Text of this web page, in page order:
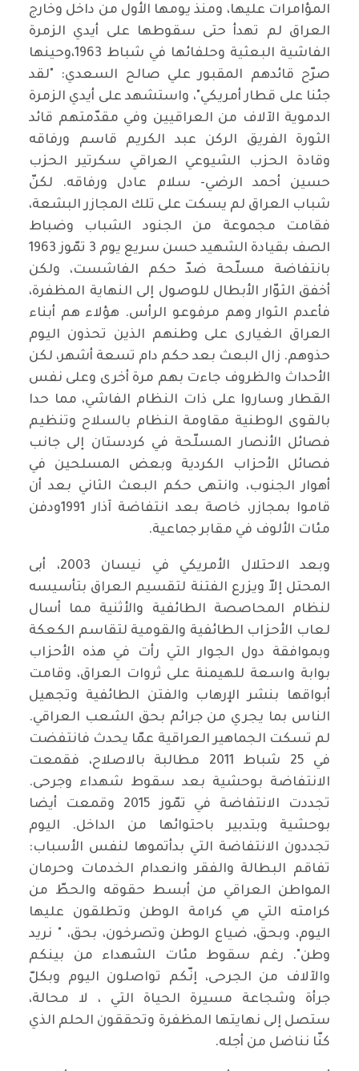
المؤامرات عليها، ومنذ يومها الأول من داخل وخارج
العراق لم تهدأ حتى سقوطها على أيدي الزمرة
الفاشية البعثية وحلفائها في شباط 1963،وحينها
صرّح قائدهم المقبور علي صالح السعدي: "لقد
جئنا على قطار أمريكي"، واستشهد على أيدي الزمرة
الدموية الآلاف من العراقيين وفي مقدّمتهم قائد
الثورة الفريق الركن عبد الكريم قاسم ورفاقه
وقادة الحزب الشيوعي العراقي سكرتير الحزب
حسين أحمد الرضي- سلام عادل ورفاقه. لكنّ
شباب العراق لم يسكت على تلك المجازر البشعة،
فقامت مجموعة من الجنود الشباب وضباط
الصف بقيادة الشهيد حسن سريع يوم 3 تمّوز 1963
بانتفاضة مسلّحة ضدّ حكم الفاشست، ولكن
أخفق الثوّار الأبطال للوصول إلى النهاية المظفرة،
فأعدم الثوار وهم مرفوعو الرأس. هؤلاء هم أبناء
العراق الغيارى على وطنهم الذين تحذون اليوم
حذوهم. زال البعث بعد حكم دام تسعة أشهر، لكن
الأحداث والظروف جاءت بهم مرة أخرى وعلى نفس
القطار وساروا على ذات النظام الفاشي، مما حدا
بالقوى الوطنية مقاومة النظام بالسلاح وتنظيم
فصائل الأنصار المسلّحة في كردستان إلى جانب
فصائل الأحزاب الكردية وبعض المسلحين في
أهوار الجنوب، وانتهى حكم البعث الثاني بعد أن
قاموا بمجازر، خاصة بعد انتفاضة آذار 1991ودفن
مئات الألوف في مقابر جماعية.
وبعد الاحتلال الأمريكي في نيسان 2003، أبى
المحتل إلاّ ويزرع الفتنة لتقسيم العراق بتأسيسه
لنظام المحاصصة الطائفية والأثنية مما أسال
لعاب الأحزاب الطائفية والقومية لتقاسم الكعكة
وبموافقة دول الجوار التي رأت في هذه الأحزاب
بوابة واسعة للهيمنة على ثروات العراق، وقامت
أبواقها بنشر الإرهاب والفتن الطائفية وتجهيل
الناس بما يجري من جرائم بحق الشعب العراقي.
لم تسكت الجماهير العراقية عمّا يحدث فانتفضت
في 25 شباط 2011 مطالبة بالاصلاح، فقمعت
الانتفاضة بوحشية بعد سقوط شهداء وجرحى.
تجددت الانتفاضة في تمّوز 2015 وقمعت أيضا
بوحشية وبتدبير باحتوائها من الداخل. اليوم
تجددون الانتفاضة التي بدأتموها لنفس الأسباب:
تفاقم البطالة والفقر وانعدام الخدمات وحرمان
المواطن العراقي من أبسط حقوقه والحطّ من
كرامته التي هي كرامة الوطن وتطلقون عليها
اليوم، وبحق، ضياع الوطن وتصرخون، بحق، " نريد
وطن". رغم سقوط مئات الشهداء من بينكم
والآلاف من الجرحى، إنّكم تواصلون اليوم وبكلّ
جرأة وشجاعة مسيرة الحياة التي ، لا محالة،
ستصل إلى نهايتها المظفرة وتحققون الحلم الذي
كنّا نناضل من أجله.